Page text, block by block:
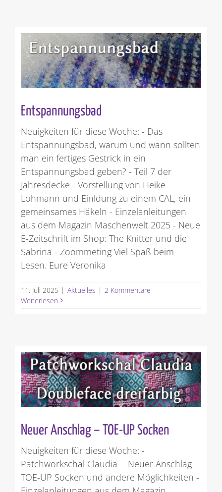
Entspannungsbad
Neuigkeiten für diese Woche: - Das
Entspannungsbad, warum und wann sollten
man ein fertiges Gestrick in ein
Entspannungsbad geben? - Teil 7 der
Jahresdecke - Vorstellung von Heike
Lohmann und Einldung zu einem CAL, ein
gemeinsames Häkeln - Einzelanleitungen
aus dem Magazin Maschenwelt 2025 - Neue
E-Zeitschrift im Shop: The Knitter und die
Sabrina - Zoommeting Viel Spaß beim
Lesen. Eure Veronika
11. Juli 2025 | Aktuelles | 2 Kommentare
Weiterlesen
Neuer Anschlag – TOE-UP Socken
Neuigkeiten für diese Woche: -
Patchworkschal Claudia - Neuer Anschlag –
TOE-UP Socken und andere Möglichkeiten -